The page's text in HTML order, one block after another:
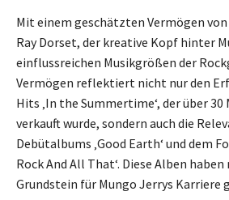
Mit einem geschätzten Vermögen
Ray Dorset, der kreative Kopf hinter
einflussreichen Musikgrößen der
Vermögen reflektiert nicht nur den
Hits ‚In the Summertime‘, der über
verkauft wurde, sondern auch die
Debütalbums ‚Good Earth‘ und dem
Rock And All That‘. Diese Alben
Grundstein für Mungo Jerrys Karriere